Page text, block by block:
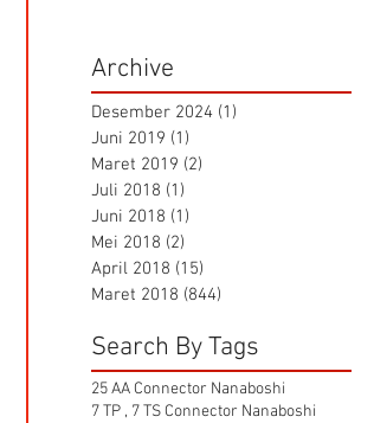
Archive
Desember 2024 (1)
Juni 2019 (1)
Maret 2019 (2)
Juli 2018 (1)
Juni 2018 (1)
Mei 2018 (2)
April 2018 (15)
Maret 2018 (844)
Search By Tags
25 AA Connector Nanaboshi
7 TP , 7 TS Connector Nanaboshi